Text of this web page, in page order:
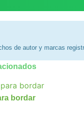
de autor y marcas
bordar